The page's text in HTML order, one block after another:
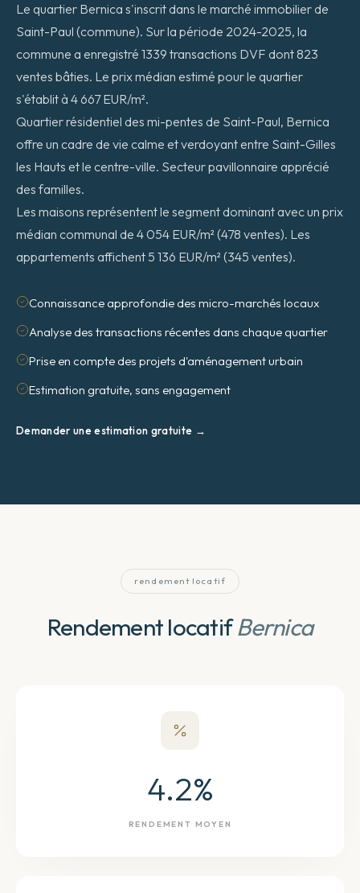
Le quartier Bernica s'inscrit dans le marché immobilier de
Saint-Paul (commune). Sur la période 2024-2025, la
commune a enregistré 1339 transactions DVF dont 823
ventes bâties. Le prix médian estimé pour le quartier
s'établit à 4 667 EUR/m².
Quartier résidentiel des mi-pentes de Saint-Paul, Bernica
offre un cadre de vie calme et verdoyant entre Saint-Gilles
les Hauts et le centre-ville. Secteur pavillonnaire apprécié
des familles.
Les maisons représentent le segment dominant avec un prix
médian communal de 4 054 EUR/m² (478 ventes). Les
appartements affichent 5 136 EUR/m² (345 ventes).
Connaissance approfondie des micro-marchés locaux
Analyse des transactions récentes dans chaque quartier
Prise en compte des projets d'aménagement urbain
Estimation gratuite, sans engagement
Demander une estimation gratuite →
rendement locatif
Rendement locatifBernica
4.2%
RENDEMENT MOYEN